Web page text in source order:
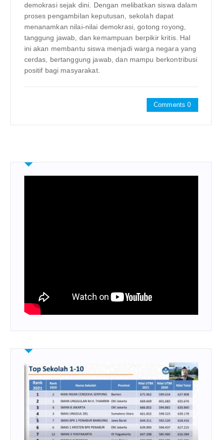
demokrasi sejak dini. Dengan melibatkan siswa dalam
proses pengambilan keputusan, sekolah dapat
menanamkan nilai-nilai demokrasi, gotong royong,
tanggung jawab, dan kemampuan berpikir kritis. Hal
ini akan membantu siswa menjadi warga negara yang
cerdas, bertanggung jawab, dan mampu berkontribusi
positif bagi masyarakat.
Comments 0